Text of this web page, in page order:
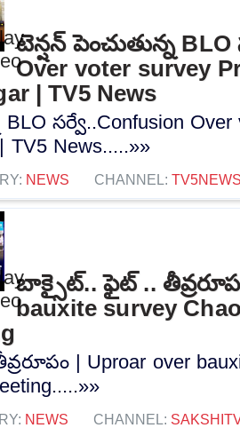
టెన్షన్ పెంచుతున్న
Over voter survey
| TV5 News
సర్వే..Confusion
TV5 News.....»»
NEWS CHANNEL:
బాక్సైట్.. ఫైట్ ..
bauxite survey
| Uproar over
NEWS CHANNEL: